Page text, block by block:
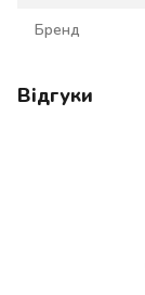
Бренд
Відгуки